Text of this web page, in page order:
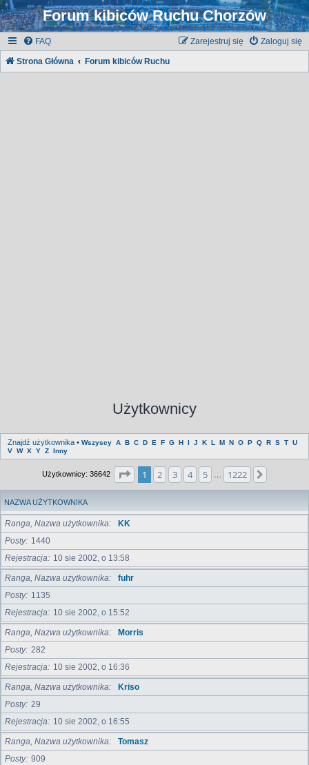
Forum kibiców Ruchu Chorzów
FAQ Zaloguj się
Zarejestruj się
Strona Główna Forum kibiców Ruchu
Użytkownicy
Znajdź użytkownika • Wszyscy A B C D E F G H I J K L M N O P Q R S T U
V W X Y Z Inny
Użytkownicy: 36642 Strona1 z1222
1 2 3 4 5 1222
NAZWA UŻYTKOWNIKA
Ranga, Nazwa użytkownika
KK
Posty
1440
Rejestracja
10 sie 2002, o 13:58
Ranga, Nazwa użytkownika
fuhr
Posty
1135
Rejestracja
10 sie 2002, o 15:52
Ranga, Nazwa użytkownika
Morris
Posty 282
Rejestracja
10 sie 2002, o 16:36
Ranga, Nazwa użytkownika
Kriso
Posty 29
Rejestracja
10 sie 2002, o 16:55
Ranga, Nazwa użytkownika
Tomasz
Posty 909